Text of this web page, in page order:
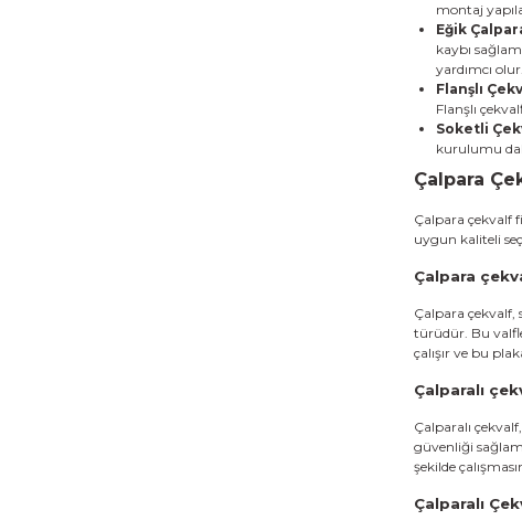
montaj
Eğik
kaybı
yardımcı olur.
Flanşlı
Flanşlı
Soketli
kurulumu
Çalpara
Çalpara çekvalf
uygun kaliteli
Çalpara
Çalpara çekvalf,
türüdür. Bu
çalışır ve bu
Çalparalı
Çalparalı
güvenliği
şekilde
Çalparalı